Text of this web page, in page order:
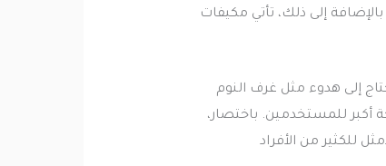
إلى ذلك، تأتي مكيفات
إلى هدوء مثل غرف النوم
أكبر للمستخدمين. باختصار،
للكثير من الأفراد